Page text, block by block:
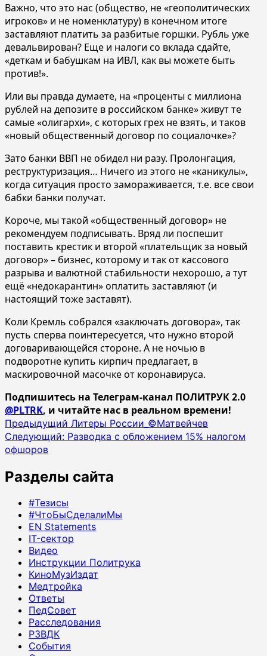
Важно, что это нас (общество, не «геополитических
игроков» и не номенклатуру) в конечном итоге
заставляют платить за разбитые горшки. Рубль уже
девальвирован? Еще и налоги со вклада сдайте,
«деткам и бабушкам на ИВЛ, как вы можете быть
против!».
Или вы правда думаете, на «проценты с миллиона
рублей на депозите в российском банке» живут те
самые «олигархи», с которых грех не взять, и таков
«новый общественный договор по социалочке»?
Зато банки ВВП не обидел ни разу. Пролонгация,
реструктуризация… Ничего из этого не «каникулы»,
когда ситуация просто замораживается, т.е. все свои
бабки банки получат.
Короче, мы такой «общественный договор» не
рекомендуем подписывать. Вряд ли поспешит
поставить крестик и второй «плательщик за новый
договор» – бизнес, которому и так от кассового
разрыва и валютной стабильности нехорошо, а тут
ещё «недокарантин» оплатить заставляют (и
настоящий тоже заставят).
Коли Кремль собрался «заключать договора», так
пусть сперва поинтересуется, что нужно второй
договаривающейся стороне. А не ночью в
подворотне купить кирпич предлагает, в
маскировочной масочке от коронавируса.
Подпишитесь на Телеграм-канал ПОЛИТРУК 2.0
@PLTRK, и читайте нас в реальном времени!
Навигация
записи
Предыдущий Литеры России_©Матвейчев
Следующий: Разводка с обложением 15% налогом
офшоров
Разделы сайта
#Тезисы
#ЧтоБыСделалиМы
EN Statements
IT-сектор
Видео
Инструкции Политрука
КиноМузИздат
Медтройка
Ответы
ПедСовет
Расследования
РЗВДК
События